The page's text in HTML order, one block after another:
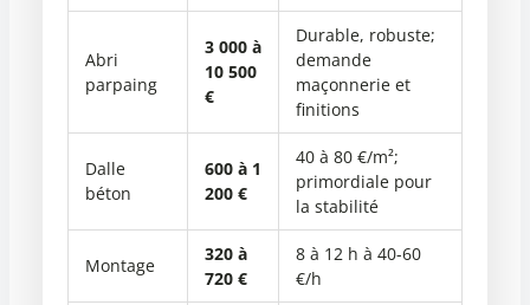
Abri
parpaing
3 000 à
10 500
€
Durable, robuste;
demande
maçonnerie et
finitions
Dalle
béton
600 à 1
200 €
40 à 80 €/m²;
primordiale pour
la stabilité
Montage
320 à
720 €
8 à 12 h à 40-60
€/h